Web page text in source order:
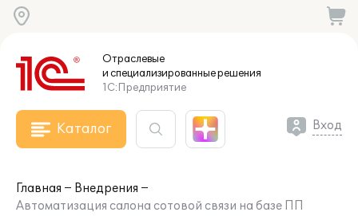
Отраслевые
и специализированныерешения
1С:Предприятие
Каталог Вход
Главная
Внедрения
Автоматизация салона сотовой связи на базе ПП